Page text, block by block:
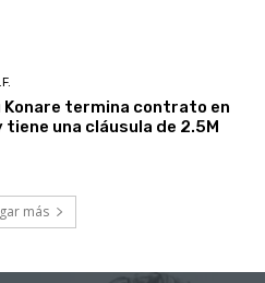
Konare termina contrato en
tiene una cláusula de 2.5M
más